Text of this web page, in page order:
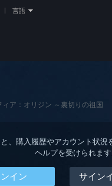
言語
ィア：オリジン ～裏切りの祖国
、購入履歴やアカウント状
ヘルプを受けられます
イン サイン